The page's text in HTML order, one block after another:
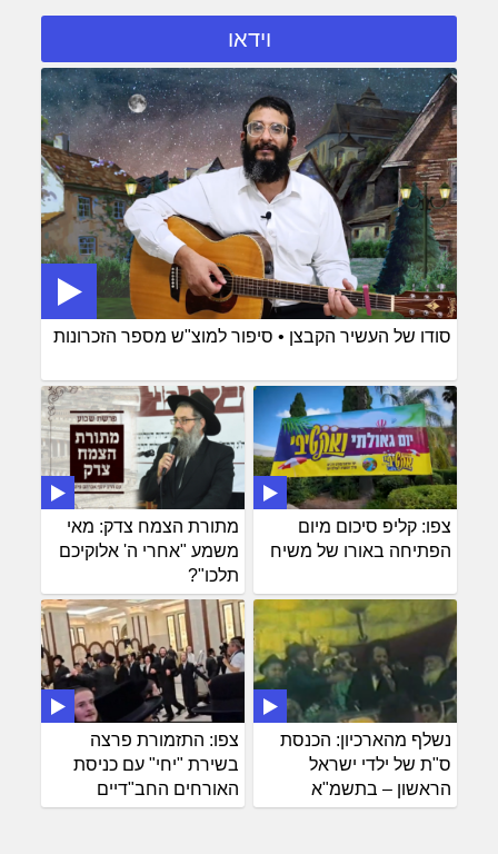
וידאו
סודו של העשיר הקבצן • סיפור למוצ"ש מספר הזכרונות
מתורת הצמח צדק: מאי
משמע "אחרי ה' אלוקיכם
תלכו"?
צפו: קליפ סיכום מיום
הפתיחה באורו של משיח
צפו: התזמורת פרצה
בשירת "יחי" עם כניסת
האורחים החב"דיים
נשלף מהארכיון: הכנסת
ס"ת של ילדי ישראל
הראשון – בתשמ"א